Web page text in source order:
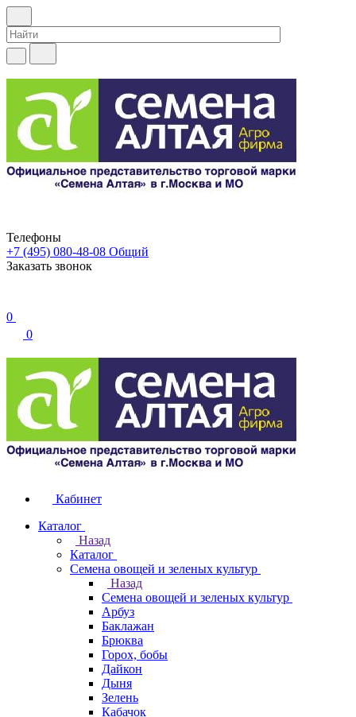
Телефоны
+7 (495) 080-48-08 Общий
Заказать звонок
0
0
Кабинет
Каталог
Назад
Каталог
Семена овощей и зеленых культур
Назад
Семена овощей и зеленых культур
Арбуз
Баклажан
Брюква
Горох, бобы
Дайкон
Дыня
Зелень
Кабачок